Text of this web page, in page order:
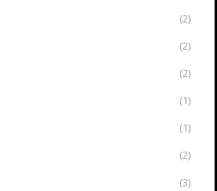
(2)
(2)
(2)
(1)
(1)
(2)
(3)